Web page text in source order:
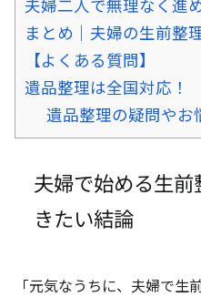
夫婦二人で無理なく進
まとめ｜夫婦の生前整
【よくある質問】
遺品整理は全国対応！
遺品整理の疑問やお
夫婦で始める生
きたい結論
「元気なうちに、夫婦で